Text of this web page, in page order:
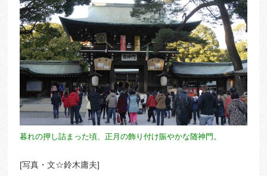
暮れの押し詰まった頃、正月の飾り付け賑やかな随神門。
[写真・文☆鈴木庸夫]